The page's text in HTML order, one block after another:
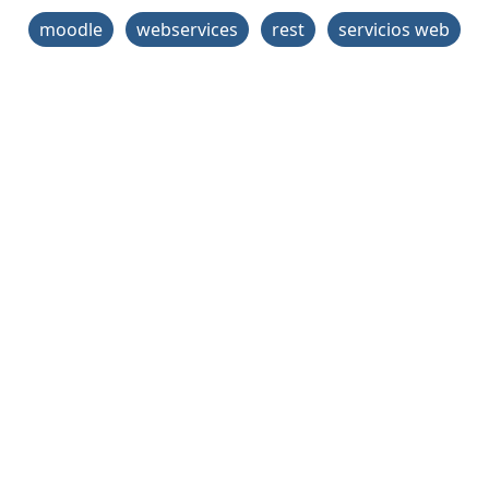
moodle
webservices rest servicios web